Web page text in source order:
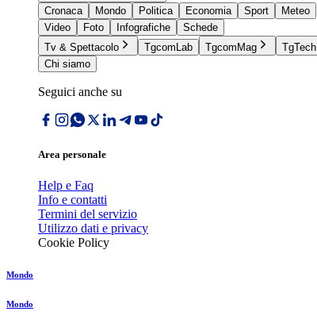
Cronaca
Mondo Politica Economia Sport
Meteo
Video
Foto Infografiche
Schede
Tv & Spettacolo
TgcomLab TgcomMag TgTech
Chi siamo
Seguici anche su
Area personale
Help e Faq
Info e contatti
Termini del servizio
Utilizzo dati e privacy
Cookie Policy
Mondo
Mondo